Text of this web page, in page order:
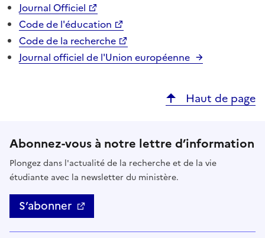
Journal Officiel
Code de l'éducation
Code de la recherche
Journal officiel de l'Union européenne
Haut de page
Abonnez-vous à notre lettre d’information
Plongez dans l'actualité de la recherche et de la vie
étudiante avec la newsletter du ministère.
S’abonner